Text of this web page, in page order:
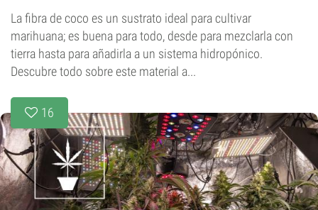
La fibra de coco es un sustrato ideal para cultivar
marihuana; es buena para todo, desde para mezclarla con
tierra hasta para añadirla a un sistema hidropónico.
Descubre todo sobre este material a...
16